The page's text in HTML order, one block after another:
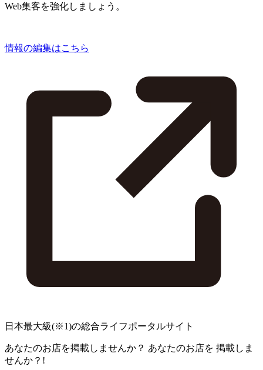
Web集客を強化しましょう。
情報の編集はこちら
日本最大級(※1)の総合ライフポータルサイト
あなたのお店を掲載しませんか？ あなたのお店を 掲載しま
せんか？!